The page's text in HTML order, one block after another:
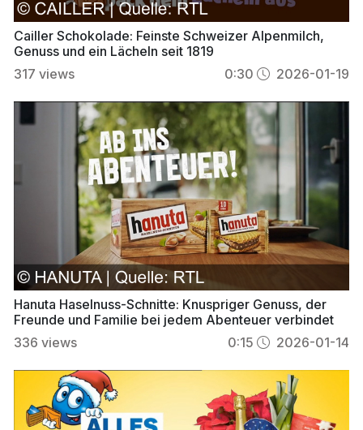
Cailler Schokolade: Feinste Schweizer Alpenmilch,
Genuss und ein Lächeln seit 1819
317 views 0:30 2026-01-19
Hanuta Haselnuss-Schnitte: Knuspriger Genuss, der
Freunde und Familie bei jedem Abenteuer verbindet
336 views 0:15 2026-01-14